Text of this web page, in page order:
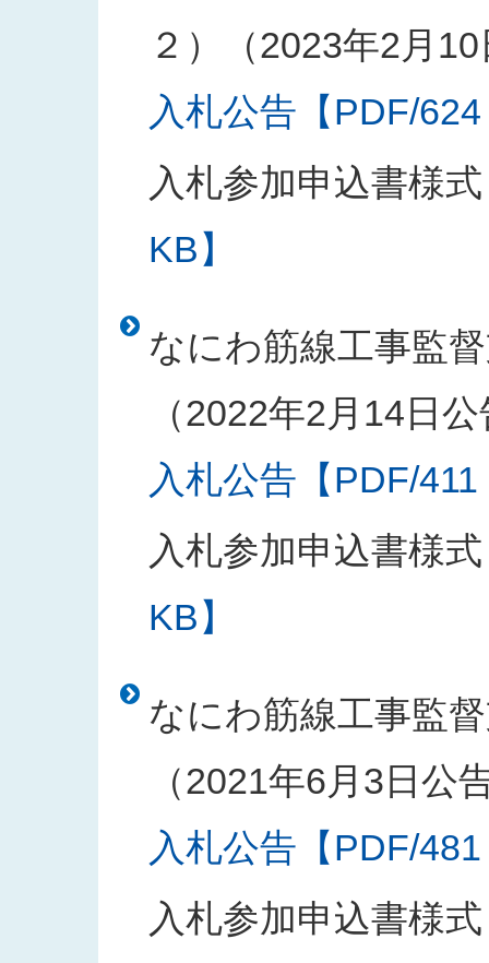
２）（2023年2月
入札公告【PDF/
入札参加申込書様式
KB】
なにわ筋線工事監
（2022年2月14日
入札公告【PDF/
入札参加申込書様式
KB】
なにわ筋線工事監
（2021年6月3日公
入札公告【PDF/
入札参加申込書様式